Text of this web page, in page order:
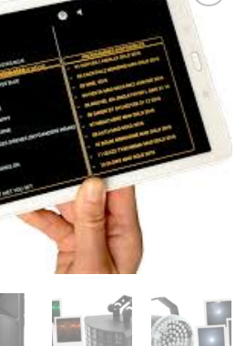
Ajouter
à la liste
d’envies